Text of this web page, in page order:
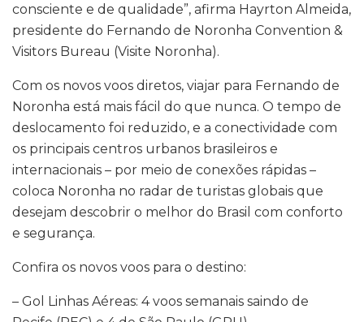
consciente e de qualidade”, afirma Hayrton Almeida,
presidente do Fernando de Noronha Convention &
Visitors Bureau (Visite Noronha).
Com os novos voos diretos, viajar para Fernando de
Noronha está mais fácil do que nunca. O tempo de
deslocamento foi reduzido, e a conectividade com
os principais centros urbanos brasileiros e
internacionais – por meio de conexões rápidas –
coloca Noronha no radar de turistas globais que
desejam descobrir o melhor do Brasil com conforto
e segurança.
Confira os novos voos para o destino:
– Gol Linhas Aéreas: 4 voos semanais saindo de